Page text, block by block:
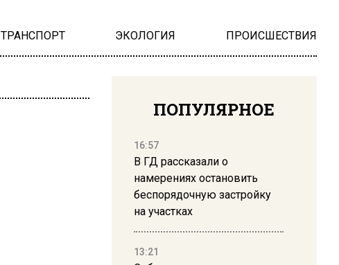
ТРАНСПОРТ ЭКОЛОГИЯ ПРОИСШЕСТВИЯ
ПОПУЛЯРНОЕ
16:57
В ГД рассказали о
намерениях остановить
беспорядочную застройку
на участках
13:21